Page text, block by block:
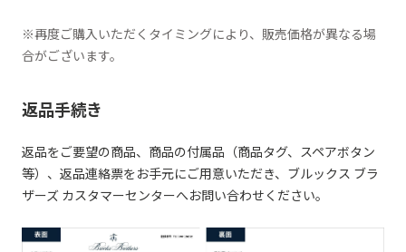
※再度ご購入いただくタイミングにより、販売価格が異なる場
合がございます。
返品手続き
返品をご要望の商品、商品の付属品（商品タグ、スペアボタン
等）、返品連絡票をお手元にご用意いただき、ブルックス ブラ
ザーズ カスタマーセンターへお問い合わせください。